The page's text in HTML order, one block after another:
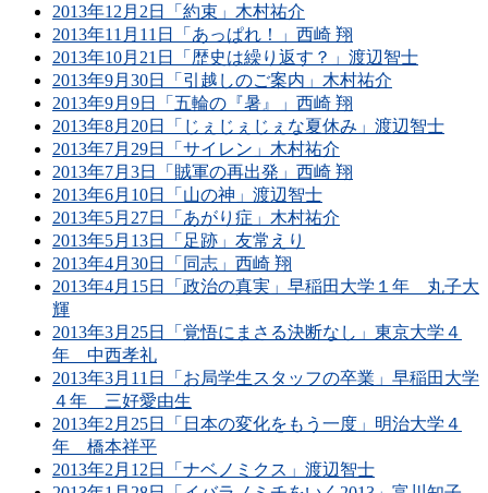
2013年12月2日「約束」木村祐介
2013年11月11日「あっぱれ！」西崎 翔
2013年10月21日「歴史は繰り返す？」渡辺智士
2013年9月30日「引越しのご案内」木村祐介
2013年9月9日「五輪の『暑』」西崎 翔
2013年8月20日「じぇじぇじぇな夏休み」渡辺智士
2013年7月29日「サイレン」木村祐介
2013年7月3日「賊軍の再出発」西崎 翔
2013年6月10日「山の神」渡辺智士
2013年5月27日「あがり症」木村祐介
2013年5月13日「足跡」友常えり
2013年4月30日「同志」西崎 翔
2013年4月15日「政治の真実」早稲田大学１年 丸子大
輝
2013年3月25日「覚悟にまさる決断なし」東京大学４
年 中西孝礼
2013年3月11日「お局学生スタッフの卒業」早稲田大学
４年 三好愛由生
2013年2月25日「日本の変化をもう一度」明治大学４
年 橋本祥平
2013年2月12日「ナベノミクス」渡辺智士